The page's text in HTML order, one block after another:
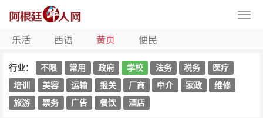
乐活 西语 黄页 便民
行业： 不限 常用 政府 学校 法务 税务
医疗
培训
美容 运输 报关 厂商 中介 家政
维修
旅游
票务 广告 餐饮 酒店